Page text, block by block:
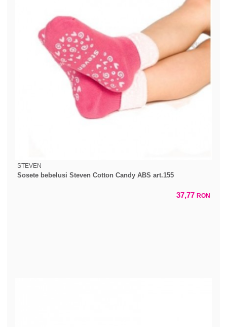
STEVEN
Sosete bebelusi Steven Cotton Candy ABS art.155
37,77 RON